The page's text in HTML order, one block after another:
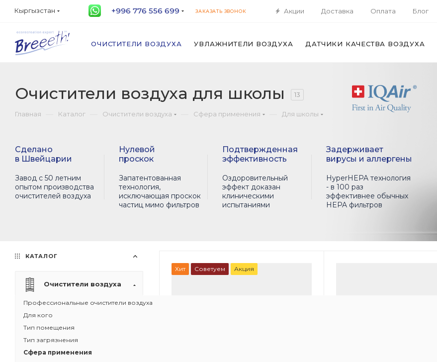
Кыргызстан +996 776 556 699 ЗАКАЗАТЬ ЗВОНОК Акции Доставка Оплата Блог
ОЧИСТИТЕЛИ ВОЗДУХА УВЛАЖНИТЕЛИ ВОЗДУХА ДАТЧИКИ КАЧЕСТВА ВОЗДУХА
Очистители воздуха для школы 13
Главная Каталог Очистители воздуха Сфера применения Для школы
Сделано
в Швейцарии
Завод с 50 летним
опытом производства
очистителей воздуха
Нулевой
проскок
Запатентованная
технология,
исключающая проскок
частиц мимо фильтров
Подтвержденная
эффективность
Оздоровительный
эффект доказан
клиническими
испытаниями
Задерживает
вирусы и аллергены
HyperHEPA технология
- в 100 раз
эффективнее обычных
HEPA фильтров
Хит Советуем Акция
КАТАЛОГ
Очистители воздуха
Профессиональные очистители воздуха
Для кого
Тип помещения
Тип загрязнения
Сфера применения